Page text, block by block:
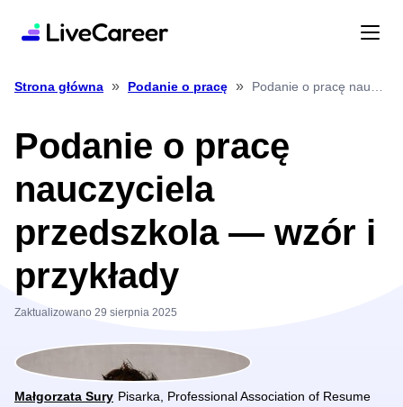
Strona główna » Podanie o pracę »
Podanie o pracę
nauczyciela
przedszkola — wzór i
przykłady
Zaktualizowano 29 sierpnia 2025
Małgorzata Sury Pisarka, Professional Association of Resume